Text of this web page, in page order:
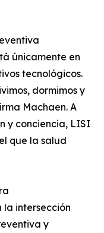
únicamente en
tecnológicos.
dormimos y
Machaen. A
y conciencia, LISI
que la salud
la intersección
y